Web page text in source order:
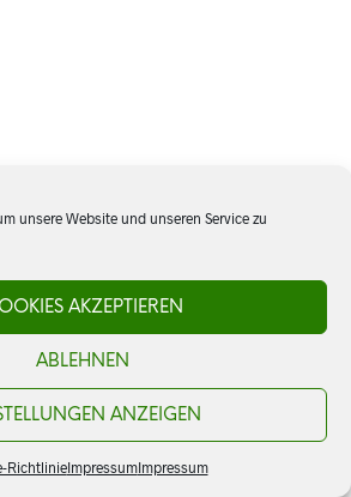
unsere Website und unseren Service zu
AKZEPTIEREN
ABLEHNEN
ANZEIGEN
RichtlinieImpressumImpressum